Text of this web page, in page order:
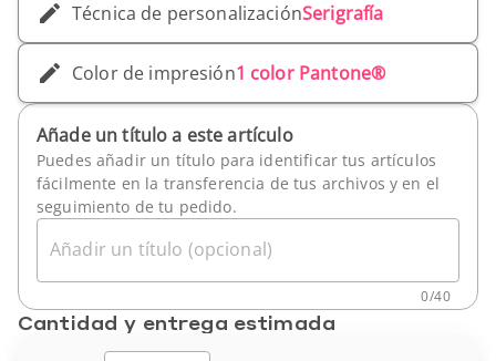
Técnica de personalizaciónSerigrafía
Color de impresión1 color Pantone®
Añade un título a este artículo
Puedes añadir un título para identificar tus artículos
fácilmente en la transferencia de tus archivos y en el
seguimiento de tu pedido.
Añadir un título (opcional)
0/40
Cantidad y entrega estimada